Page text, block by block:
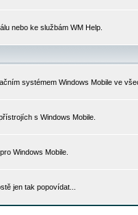
nebo ke službám WM Help.
systémem Windows Mobile ve
s Windows Mobile.
Windows Mobile.
jen tak popovídat...